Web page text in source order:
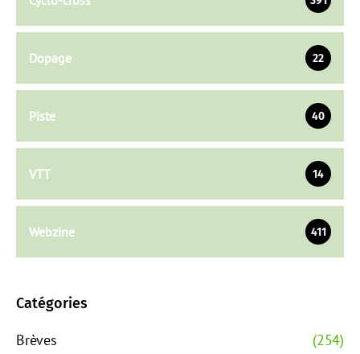
Dopage 22
Piste 40
VTT 14
Webzine 411
Catégories
Brèves
(254)